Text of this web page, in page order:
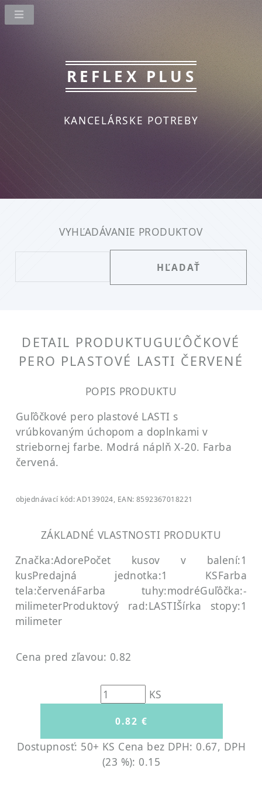
REFLEX PLUS
KANCELÁRSKE POTREBY
VYHĽADÁVANIE PRODUKTOV
DETAIL PRODUKTUGUĽÔČKOVÉ
PERO PLASTOVÉ LASTI ČERVENÉ
POPIS PRODUKTU
Guľôčkové pero plastové LASTI s
vrúbkovaným úchopom a doplnkami v
striebornej farbe. Modrá náplň X-20. Farba
červená.
objednávací kód: AD139024, EAN: 8592367018221
ZÁKLADNÉ VLASTNOSTI PRODUKTU
Značka:AdorePočet kusov v balení:1
kusPredajná jednotka:1 KSFarba
tela:červenáFarba tuhy:modréGuľôčka:-
milimeterProduktový rad:LASTIŠírka stopy:1
milimeter
Cena pred zľavou: 0.82
KS
Dostupnosť: 50+ KS Cena bez DPH: 0.67, DPH
(23 %): 0.15